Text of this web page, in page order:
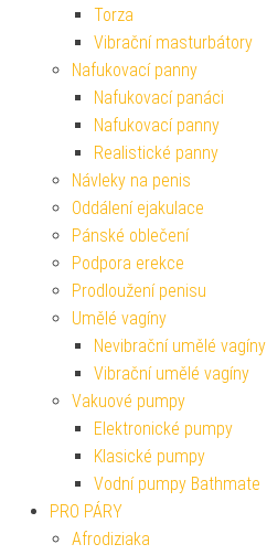
Torza
Vibrační masturbátory
Nafukovací panny
Nafukovací panáci
Nafukovací panny
Realistické panny
Návleky na penis
Oddálení ejakulace
Pánské oblečení
Podpora erekce
Prodloužení penisu
Umělé vagíny
Nevibrační umělé vagíny
Vibrační umělé vagíny
Vakuové pumpy
Elektronické pumpy
Klasické pumpy
Vodní pumpy Bathmate
PRO PÁRY
Afrodiziaka